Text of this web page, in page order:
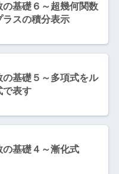
基礎６～超幾何関数
ラスの積分表示
基礎５～多項式をル
で表す
基礎４～漸化式